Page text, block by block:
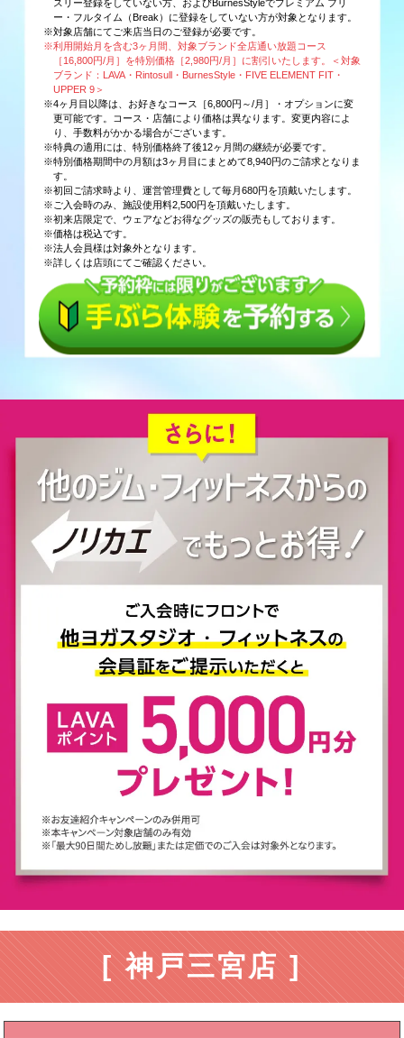
スリー登録をしていない方、およびBurnesStyleでプレミアム フリ
ー・フルタイム（Break）に登録をしていない方が対象となります。
※対象店舗にてご来店当日のご登録が必要です。
※利用開始月を含む3ヶ月間、対象ブランド全店通い放題コース
［16,800円/月］を特別価格［2,980円/月］に割引いたします。＜対象
ブランド：LAVA・Rintosull・BurnesStyle・FIVE ELEMENT FIT・
UPPER 9＞
※4ヶ月目以降は、お好きなコース［6,800円～/月］・オプションに変
更可能です。コース・店舗により価格は異なります。変更内容によ
り、手数料がかかる場合がございます。
※特典の適用には、特別価格終了後12ヶ月間の継続が必要です。
※特別価格期間中の月額は3ヶ月目にまとめて8,940円のご請求となりま
す。
※初回ご請求時より、運営管理費として毎月680円を頂戴いたします。
※ご入会時のみ、施設使用料2,500円を頂戴いたします。
※初来店限定で、ウェアなどお得なグッズの販売もしております。
※価格は税込です。
※法人会員様は対象外となります。
※詳しくは店頭にてご確認ください。
[ 神戸三宮店 ]